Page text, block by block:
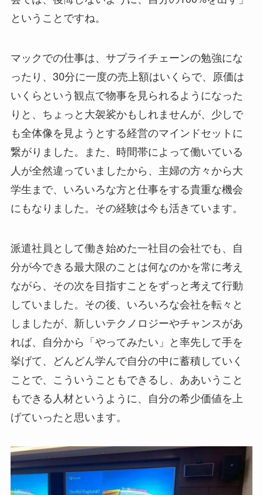
ということですね。
マックでの仕事は、サプライチェーンの勉強にな
ったり、30分に一度の売上額はいくらで、原価は
いくらという観点で物事を見られるようになった
りと、ちょっと大袈裟かもしれませんが、少しで
も全体像を見ようとする経営のマインドセットに
繋がりました。また、時間帯によって働いている
人が全然違っていましたから、主婦の方々から大
学生まで、いろいろな方と仕事をする貴重な機会
にもなりました。その経験は今も活きています。
派遣社員として働き始めた一社目の会社でも、自
分が今できる最大限のことは何なのかを常に考え
ながら、その次を目指すことをずっと考えて行動
していました。その後、いろいろな会社を転々と
しましたが、新しいテクノロジーやチャンスがあ
れば、自分から「やってみたい」と率先して手を
挙げて、どんどん学んで自分の中に蓄積していく
ことで、こういうこともできるし、ああいうこと
もできる人材というように、自分の希少価値を上
げていったと思います。